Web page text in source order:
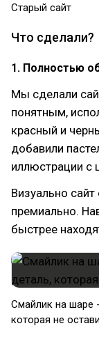
Старый сайт
Что сделали?
1. Полностью
Мы сделали
понятным,
красный и
добавили
иллюстрации с
Визуально
премиально.
быстрее
Смайлик на шаре
которая не